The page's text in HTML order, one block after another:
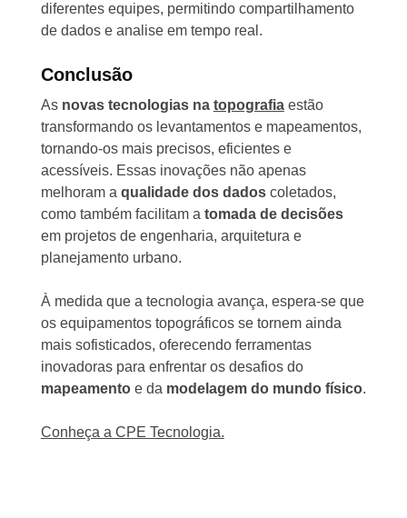
diferentes equipes, permitindo compartilhamento
de dados e analise em tempo real.
Conclusão
As novas tecnologias na topografiaestão
transformando os levantamentos e mapeamentos,
tornando-os mais precisos, eficientes e
acessíveis. Essas inovações não apenas
melhoram a qualidade dos dadoscoletados,
como também facilitam a tomada de decisões
em projetos de engenharia, arquitetura e
planejamento urbano.
À medida que a tecnologia avança, espera-se que
os equipamentos topográficos se tornem ainda
mais sofisticados, oferecendo ferramentas
inovadoras para enfrentar os desafios do
mapeamentoe da modelagem do mundo físico.
Conheça a CPE Tecnologia.